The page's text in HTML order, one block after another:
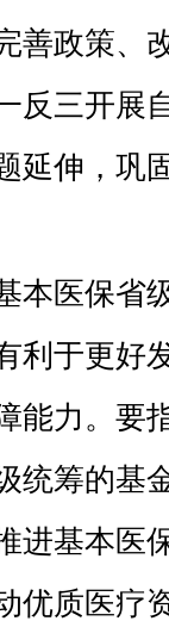
善政策、
反三开展
延伸，巩
本医保省
利于更好
能力。要
统筹的基
进基本医
优质医疗